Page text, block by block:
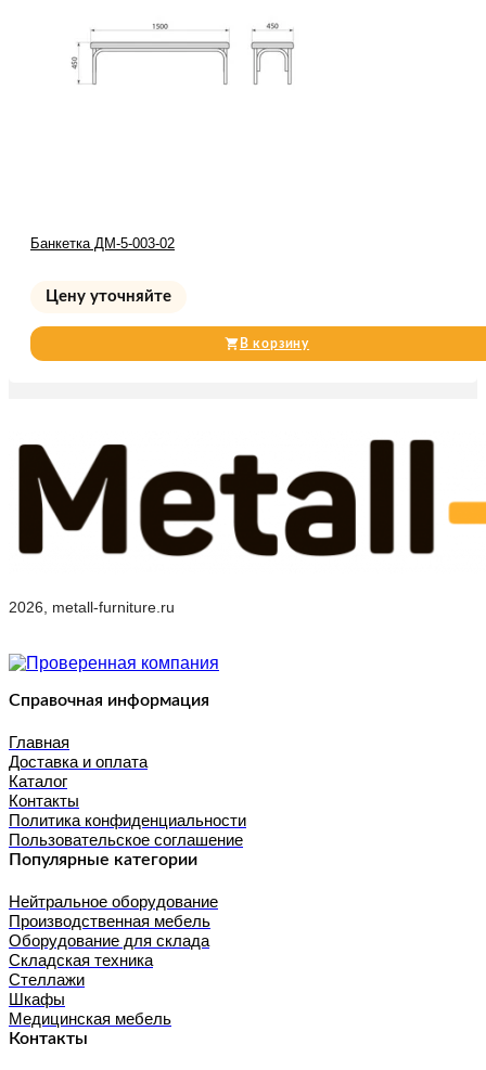
Банкетка ДМ-5-003-02
Цену уточняйте
В корзину
2026, metall-furniture.ru
Справочная информация
Главная
Доставка и оплата
Каталог
Контакты
Политика конфиденциальности
Пользовательское соглашение
Популярные категории
Нейтральное оборудование
Производственная мебель
Оборудование для склада
Складская техника
Стеллажи
Шкафы
Медицинская мебель
Контакты